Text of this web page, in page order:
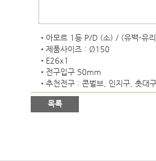
•아모르 1등 P/D (소) / (유백-유
•제품사이즈 : Ø150
•E26x1
•전구입구 50mm
•추천전구 : 콘벌브, 인지구, 촛대구
목록